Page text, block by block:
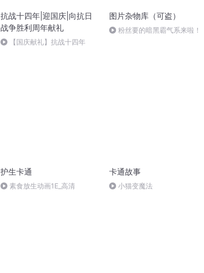
抗战十四年|迎国庆|向抗日
战争胜利周年献礼
【国庆献礼】抗战十四年
图片杂物库（可盗）
粉丝要的暗黑霸气系来啦！
护生卡通
素食放生动画1E_高清
卡通故事
小猫变魔法